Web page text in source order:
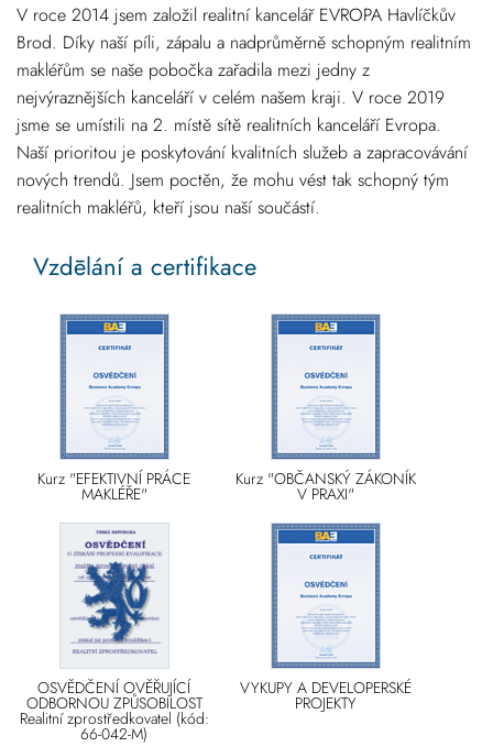
V roce 2014 jsem založil realitní kancelář EVROPA Havlíčkův
Brod. Díky naší píli, zápalu a nadprůměrně schopným realitním
makléřům se naše pobočka zařadila mezi jedny z
nejvýraznějších kanceláří v celém našem kraji. V roce 2019
jsme se umístili na 2. místě sítě realitních kanceláří Evropa.
Naší prioritou je poskytování kvalitních služeb a zapracovávání
nových trendů. Jsem poctěn, že mohu vést tak schopný tým
realitních makléřů, kteří jsou naší součástí.
Vzdēlání a certifikace
Kurz "EFEKTIVNÍ PRÁCE
MAKLÉŘE"
Kurz "OBČANSKÝ ZÁKONÍK
V PRAXI"
OSVĚDČENÍ OVĚŘUJÍCÍ
ODBORNOU ZPŮSOBILOST
Realitní zprostředkovatel (kód:
66-042-M)
VYKUPY A DEVELOPERSKÉ
PROJEKTY